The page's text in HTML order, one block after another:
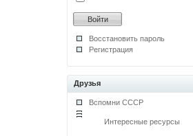
Восстановить пароль
Регистрация
Друзья
Вспомни СССР
Интересные ресурсы